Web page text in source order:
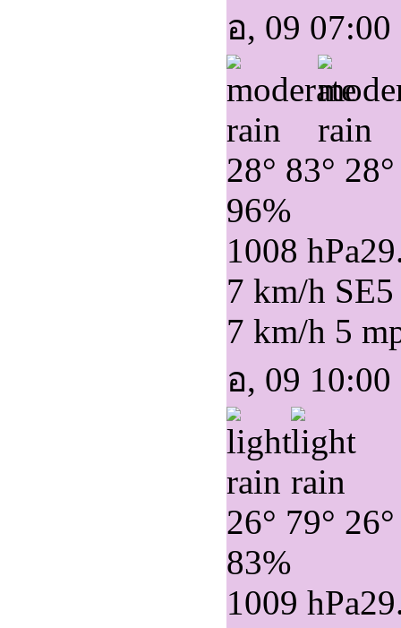
อ, 09 07:00
28° 83° 28°
96%
1008 hPa
7 km/h SE
7 km/h 5
อ, 09 10:00
26° 79° 26°
83%
1009 hPa